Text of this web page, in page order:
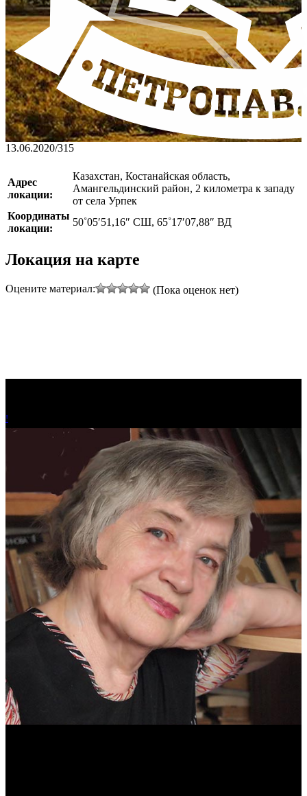
13.06.2020/315
Адрес
локации:
Казахстан, Костанайская область,
Амангельдинский район, 2 километра к западу
от села Урпек
Координаты
локации:
50˚05′51,16″ СШ, 65˚17′07,88″ ВД
Локация на карте
Оцените материал: (Пока оценок нет)
!